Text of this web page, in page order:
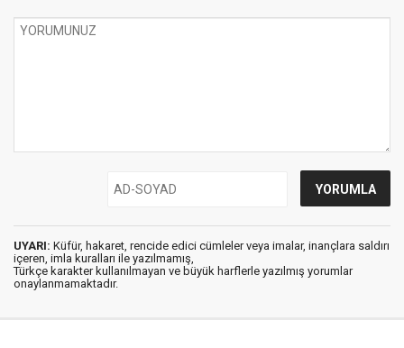
UYARI: Küfür, hakaret, rencide edici cümleler veya imalar, inançlara saldırı
içeren, imla kuralları ile yazılmamış,
Türkçe karakter kullanılmayan ve büyük harflerle yazılmış yorumlar
onaylanmamaktadır.